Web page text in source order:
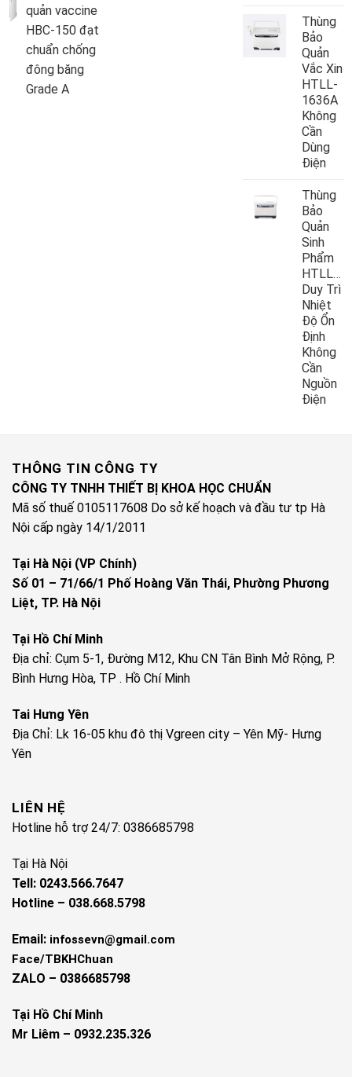
quản vaccine
HBC-150 đạt
chuẩn chống
đông băng
Grade A
Thùng
Bảo
Quản
Vắc Xin
HTLL-
1636A
Không
Cần
Dùng
Điện
Thùng
Bảo
Quản
Sinh
Phẩm
Duy Trì
Nhiệt
Độ Ổn
Định
Không
Cần
Nguồn
Điện
THÔNG TIN CÔNG TY
CÔNG TY TNHH THIẾT BỊ KHOA HỌC CHUẨN
Mã số thuế 0105117608 Do sở kế hoạch và đầu tư tp Hà
Nội cấp ngày 14/1/2011
Tại Hà Nội (VP Chính)
Số 01 – 71/66/1 Phố Hoàng Văn Thái, Phường Phương
Liệt, TP. Hà Nội
Tại Hồ Chí Minh
Địa chỉ: Cụm 5-1, Đường M12, Khu CN Tân Bình Mở Rộng, P.
Bình Hưng Hòa, TP . Hồ Chí Minh
Tai Hưng Yên
Địa Chỉ: Lk 16-05 khu đô thị Vgreen city – Yên Mỹ- Hưng
Yên
LIÊN HỆ
Hotline hỗ trợ 24/7: 0386685798
Tại Hà Nội
Tell: 0243.566.7647
Hotline – 038.668.5798
Email: infossevn@gmail.com
Face/TBKHChuan
ZALO – 0386685798
Tại Hồ Chí Minh
Mr Liêm – 0932.235.326